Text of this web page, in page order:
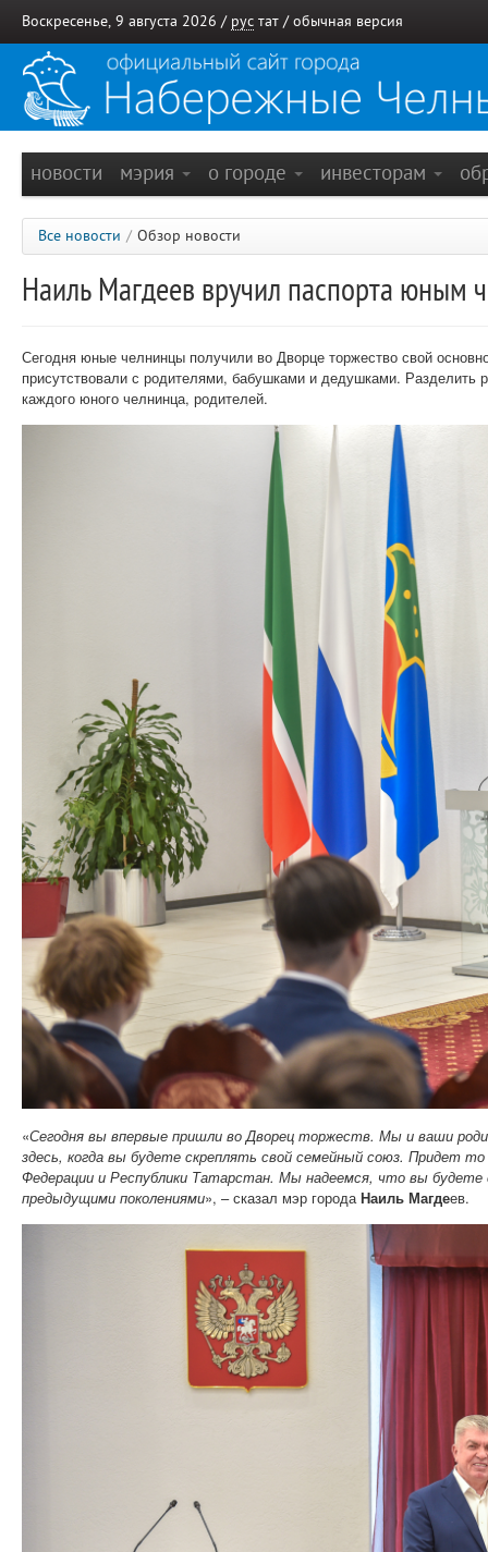
Воскресенье, 9 августа 2026 / рус тат / обычная версия
новости мэрия о городе инвесторам
Все новости / Обзор новости
Наиль Магдеев вручил паспорта юным
Сегодня юные челнинцы получили во Дворце торжество свой
присутствовали с родителями, бабушками и дедушками. Разделить
каждого юного челнинца, родителей.
«Сегодня вы впервые пришли во Дворец торжеств. Мы и ваши
здесь, когда вы будете скреплять свой семейный союз. Придет
Федерации и Республики Татарстан. Мы надеемся, что вы
предыдущими поколениями», – сказал мэр города Наиль Магдеев.